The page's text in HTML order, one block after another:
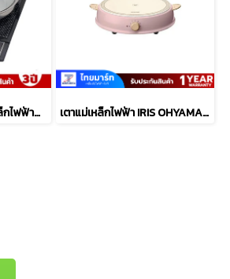
Smarthome เตาแม่เหล็กไฟฟ้าพร้อมหม้อชาบู 1,200 วัตต์ รุ่น WPA2009 เตาแม่เหล็กไฟฟ้า IRIS OHYAMA รุ่น IHL-R14